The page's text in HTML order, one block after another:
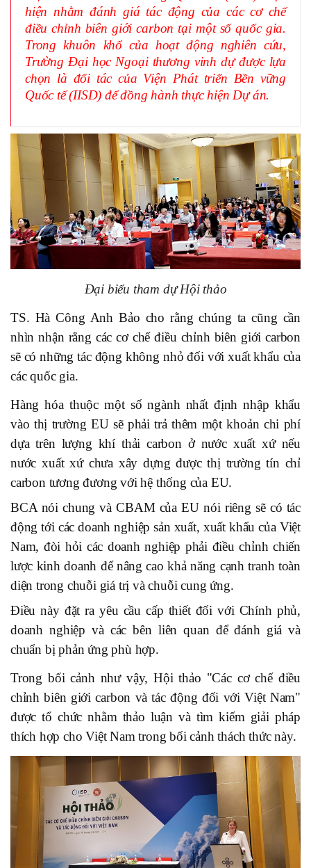
hiện nhằm đánh giá tác động của các cơ chế
điều chỉnh biên giới carbon tại một số quốc gia.
Trong khuôn khổ của hoạt động nghiên cứu,
Trường Đại học Ngoại thương vinh dự được lựa
chọn là đối tác của Viện Phát triển Bền vững
Quốc tế (IISD) để đồng hành thực hiện Dự án.
Đại biểu tham dự Hội thảo
TS. Hà Công Anh Bảo cho rằng chúng ta cũng cần
nhìn nhận rằng các cơ chế điều chỉnh biên giới carbon
sẽ có những tác động không nhỏ đối với xuất khẩu của
các quốc gia.
Hàng hóa thuộc một số ngành nhất định nhập khẩu
vào thị trường EU sẽ phải trả thêm một khoản chi phí
dựa trên lượng khí thải carbon ở nước xuất xứ nếu
nước xuất xứ chưa xây dựng được thị trường tín chỉ
carbon tương đương với hệ thống của EU.
BCA nói chung và CBAM của EU nói riêng sẽ có tác
động tới các doanh nghiệp sản xuất, xuất khẩu của Việt
Nam, đòi hỏi các doanh nghiệp phải điều chỉnh chiến
lược kinh doanh để nâng cao khả năng cạnh tranh toàn
diện trong chuỗi giá trị và chuỗi cung ứng.
Điều này đặt ra yêu cầu cấp thiết đối với Chính phủ,
doanh nghiệp và các bên liên quan để đánh giá và
chuẩn bị phản ứng phù hợp.
Trong bối cảnh nhưvậy, Hội thảo "Các cơ chế điều
chỉnh biên giới carbon và tác động đối với Việt Nam"
được tổ chức nhằm thảo luận và tìm kiếm giải pháp
thích hợp cho Việt Nam trong bối cảnh thách thức này.